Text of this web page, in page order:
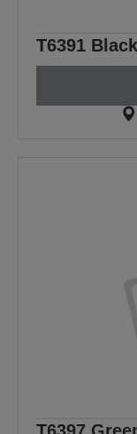
T6391 Black